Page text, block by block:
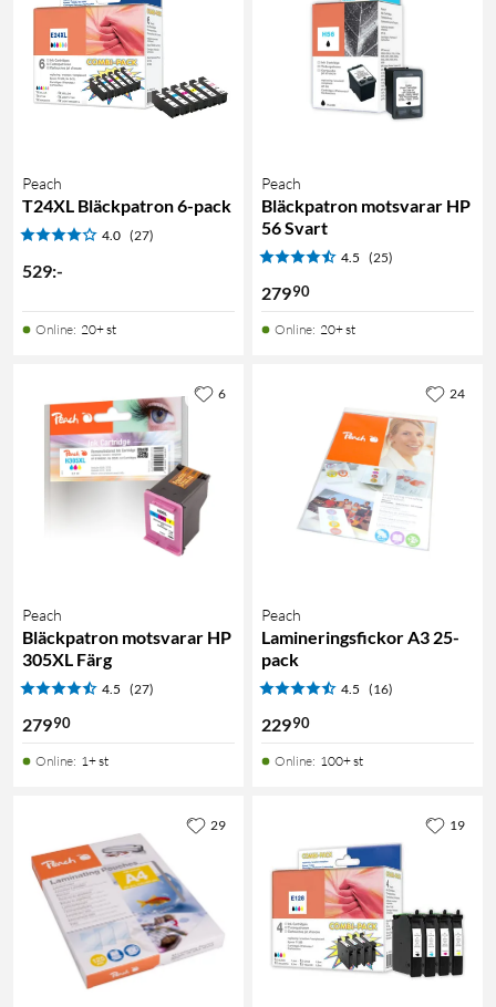
Peach
T24XL Bläckpatron 6-pack
4.0 (27)
529:-
Online: 20+ st
Peach
Bläckpatron motsvarar HP
56 Svart
4.5 (25)
27990
Online: 20+ st
Peach
Bläckpatron motsvarar HP
305XL Färg
4.5 (27)
27990
Online: 1+ st
6
Peach
Lamineringsfickor A3 25-
pack
4.5 (16)
22990
Online: 100+ st
24
29 19